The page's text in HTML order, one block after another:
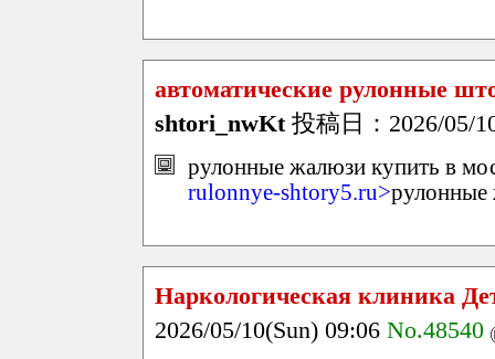
автоматические рулонные
shtori_nwKt投稿日：2026/05/
рулонные жалюзи купить в
rulonnye-shtory5.ru>рулонные
Наркологическая клиника
2026/05/10(Sun) 09:06 No.48540